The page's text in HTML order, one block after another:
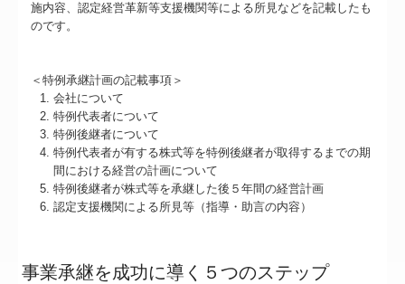
施内容、認定経営革新等支援機関等による所見などを記載したも
のです。
＜特例承継計画の記載事項＞
会社について
特例代表者について
特例後継者について
特例代表者が有する株式等を特例後継者が取得するまでの期
間における経営の計画について
特例後継者が株式等を承継した後５年間の経営計画
認定支援機関による所見等（指導・助言の内容）
事業承継を成功に導く５つのステップ